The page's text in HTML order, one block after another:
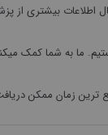
اطلاعات بیشتری از
ما به شما کمک
ترین زمان ممکن